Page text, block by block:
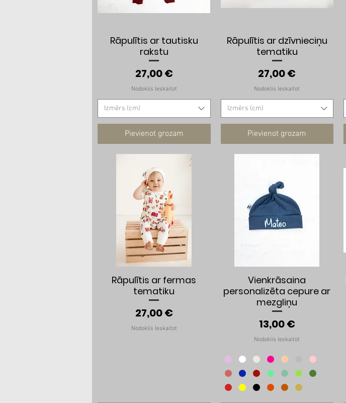
Ātrais skats
Rāpulītis ar tautisku
rakstu
Cena
27,00 €
Nodoklis Ieskaitot
Izmērs (cm)
Pievienot grozam
Ātrais skats
Rāpulītis ar dzīvnieciņu
tematiku
Cena
27,00 €
Nodoklis Ieskaitot
Izmērs (cm)
Pievienot grozam
Ātrais skats
Rāpulītis ar fermas
tematiku
Cena
27,00 €
Nodoklis Ieskaitot
Ātrais skats
Vienkrāsaina
personalizēta cepure ar
mezgliņu
Cena
13,00 €
Nodoklis Ieskaitot